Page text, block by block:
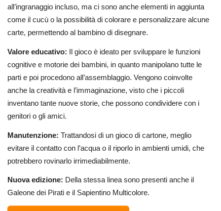
all’ingranaggio incluso, ma ci sono anche elementi in aggiunta
come il cucù o la possibilità di colorare e personalizzare alcune
carte, permettendo al bambino di disegnare.
Valore educativo: Il gioco è ideato per sviluppare le funzioni
cognitive e motorie dei bambini, in quanto manipolano tutte le
parti e poi procedono all’assemblaggio. Vengono coinvolte
anche la creatività e l’immaginazione, visto che i piccoli
inventano tante nuove storie, che possono condividere con i
genitori o gli amici.
Manutenzione: Trattandosi di un gioco di cartone, meglio
evitare il contatto con l’acqua o il riporlo in ambienti umidi, che
potrebbero rovinarlo irrimediabilmente.
Nuova edizione: Della stessa linea sono presenti anche il
Galeone dei Pirati e il Sapientino Multicolore.